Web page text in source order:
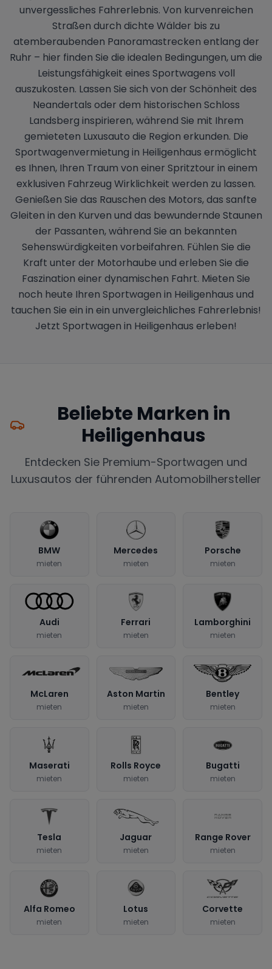
unvergessliches Fahrerlebnis. Von kurvenreichen
Straßen durch dichte Wälder bis zu
atemberaubenden Panoramastrecken entlang der
Ruhr – hier finden Sie die idealen Bedingungen, um die
Leistungsfähigkeit eines Sportwagens voll
auszukosten. Lassen Sie sich von der Schönheit des
Neandertals oder dem historischen Schloss
Landsberg inspirieren, während Sie mit Ihrem
gemieteten Luxusauto die Region erkunden. Die
Sportwagenvermietung in Heiligenhaus ermöglicht
es Ihnen, Ihren Traum von einer Spritztour in einem
exklusiven Fahrzeug Wirklichkeit werden zu lassen.
Genießen Sie das Rauschen des Motors, das sanfte
Gleiten in den Kurven und das bewundernde Staunen
der Passanten, während Sie an bekannten
Sehenswürdigkeiten vorbeifahren. Fühlen Sie die
Kraft unter der Motorhaube und erleben Sie die
Faszination einer dynamischen Fahrt. Mieten Sie
noch heute Ihren Sportwagen in Heiligenhaus und
tauchen Sie ein in ein unvergleichliches Fahrerlebnis!
Jetzt Sportwagen in Heiligenhaus erleben!
Beliebte Marken in
Heiligenhaus
Entdecken Sie Premium-Sportwagen und
Luxusautos der führenden Automobilhersteller
BMW
mieten
Mercedes
mieten
Porsche
mieten
Audi
mieten
Ferrari
mieten
Lamborghini
mieten
McLaren
mieten
Aston Martin
mieten
Bentley
mieten
Maserati
mieten
Rolls Royce
mieten
Bugatti
mieten
Tesla
mieten
Jaguar
mieten
Range Rover
mieten
Alfa Romeo
mieten
Lotus
mieten
Corvette
mieten